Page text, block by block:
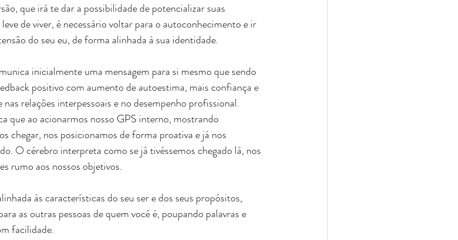
que irá te dar a possibilidade de potencializar suas
de viver, é necessário voltar para o autoconhecimento e ir
do seu eu, de forma alinhada à sua identidade.
inicialmente uma mensagem para si mesmo que sendo
positivo com aumento de autoestima, mais confiança e
relações interpessoais e no desempenho profissional.
que ao acionarmos nosso GPS interno, mostrando
chegar, nos posicionamos de forma proativa e já nos
O cérebro interpreta como se já tivéssemos chegado lá, nos
rumo aos nossos objetivos.
às características do seu ser e dos seus propósitos,
as outras pessoas de quem você é, poupando palavras e
facilidade.